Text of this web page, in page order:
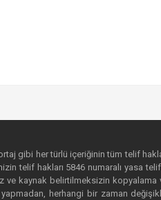
gibi her türlü içeriğinin tüm telif
telif hakları 5846 numaralı yasa
kaynak belirtilmeksizin kopyalama
herhangi bir zaman